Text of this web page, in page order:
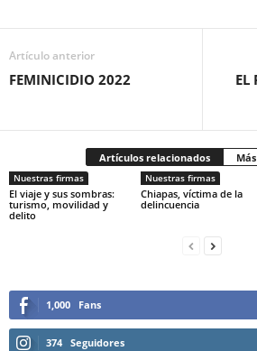
Artículo anterior
FEMINICIDIO 2022
EL
Artículos relacionados
Nuestras firmas
El viaje y sus sombras:
turismo, movilidad y
delito
Nuestras firmas
Chiapas, víctima de la
delincuencia
1,000 Fans
374 Seguidores